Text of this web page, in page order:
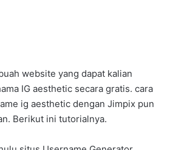
website yang dapat kalian
IG aesthetic secara gratis. cara
ig aesthetic dengan Jimpix pun
Berikut ini tutorialnya.